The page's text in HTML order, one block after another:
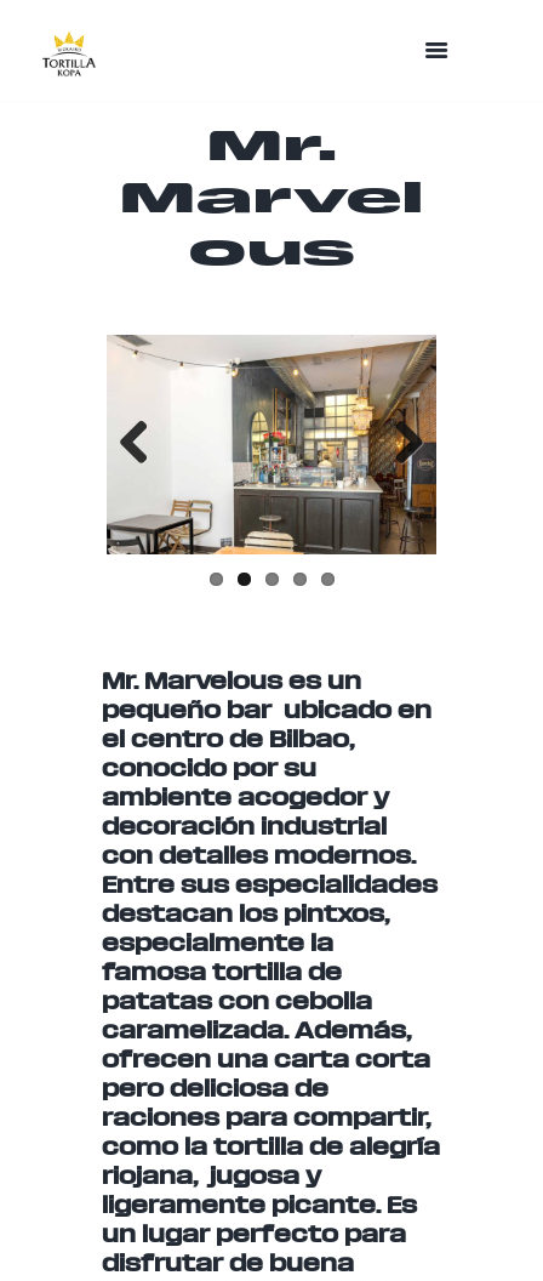
Mr.
Marvel
ous
Next
Mr. Marvelous es un
pequeño bar ubicado en
el centro de Bilbao,
conocido por su
ambiente acogedor y
decoración industrial
con detalles modernos.
Entre sus especialidades
destacan los pintxos,
especialmente la
famosa tortilla de
patatas con cebolla
caramelizada. Además,
ofrecen una carta corta
pero deliciosa de
raciones para compartir,
como la tortilla de alegría
riojana, jugosa y
ligeramente picante. Es
un lugar perfecto para
disfrutar de buena